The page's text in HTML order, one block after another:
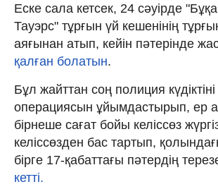
Еске сала кетсек, 24 сәуірде
Тауэрс" тұрғын үй кешенінің
аяғынан атып, кейін пәтерінде
қалған болатын.
Бұл жайттан соң полиция
операциясын ұйымдастырып, ер
бірнеше сағат бойы келіссөз
келіссөзден бас тартып,
бірге 17-қабаттағы пәтердің
кетті.